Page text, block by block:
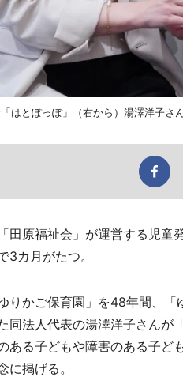
はとぽっぽ」（右から）湯澤洋子さ
田原福祉会」が運営する児童
3カ月がたつ。
りかご保育園」を48年間、「
同法人代表の湯澤洋子さんが
ある子どもや障害のある子ど
に掲げる。